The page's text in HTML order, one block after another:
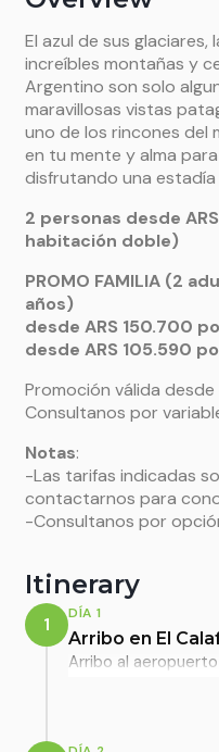
El azul de sus glaciares,
increíbles montañas y
Argentino son solo
maravillosas vistas
uno de los rincones del
en tu mente y alma
disfrutando una
2 personas desde
habitación doble)
PROMO FAMILIA (2
años)
desde ARS 150.700
desde ARS 105.590
Promoción válida desde
Consultanos por
Notas:
-Las tarifas indicadas
contactarnos para
-Consultanos por
Itinerary
1 DÍA 1
Arribo en El
Arribo al
servicio
disfrutar de El